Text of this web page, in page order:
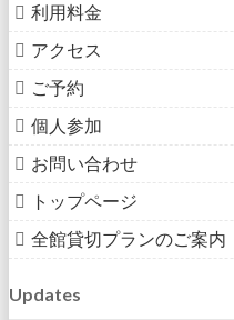
利用料金
アクセス
ご予約
個人参加
お問い合わせ
トップページ
全館貸切プランのご案内
Updates